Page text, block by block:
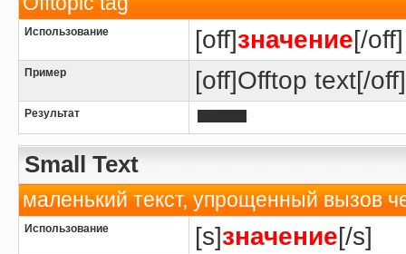
Использование [off]значение[/off]
Пример [off]Offtop text[/off]
Результат
Small Text
маленький текст, упрощенный вызов
Использование [s]значение[/s]